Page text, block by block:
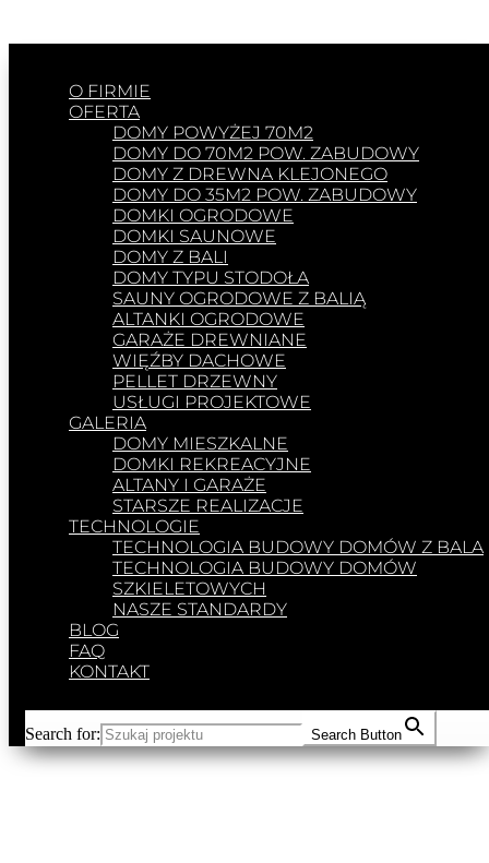
O FIRMIE
OFERTA
DOMY POWYŻEJ 70M2
DOMY DO 70M2 POW. ZABUDOWY
DOMY Z DREWNA KLEJONEGO
DOMY DO 35M2 POW. ZABUDOWY
DOMKI OGRODOWE
DOMKI SAUNOWE
DOMY Z BALI
DOMY TYPU STODOŁA
SAUNY OGRODOWE Z BALIĄ
ALTANKI OGRODOWE
GARAŻE DREWNIANE
WIĘŹBY DACHOWE
PELLET DRZEWNY
USŁUGI PROJEKTOWE
GALERIA
DOMY MIESZKALNE
DOMKI REKREACYJNE
ALTANY I GARAŻE
STARSZE REALIZACJE
TECHNOLOGIE
TECHNOLOGIA BUDOWY DOMÓW Z BALA
TECHNOLOGIA BUDOWY DOMÓW
SZKIELETOWYCH
NASZE STANDARDY
BLOG
FAQ
KONTAKT
Search for: Search Button